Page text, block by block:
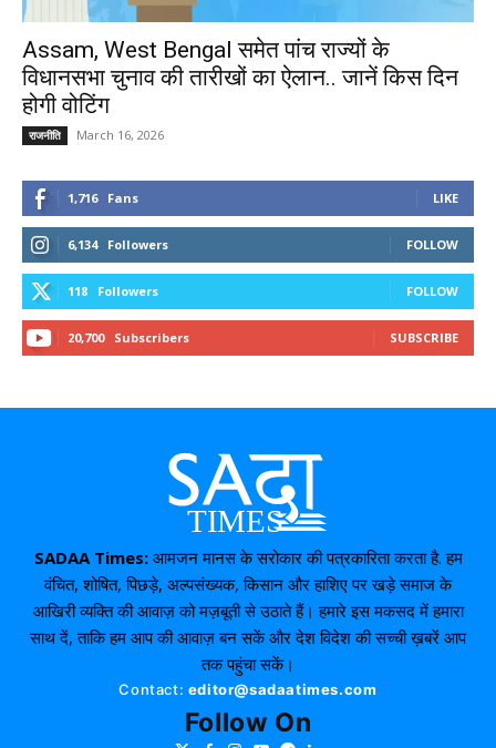
Assam, West Bengal समेत पांच राज्यों के
विधानसभा चुनाव की तारीखों का ऐलान.. जानें किस दिन
होगी वोटिंग
राजनीति March 16, 2026
1,716 Fans LIKE
6,134 Followers FOLLOW
118 Followers FOLLOW
20,700 Subscribers SUBSCRIBE
SADAA Times: आमजन मानस के सरोकार की पत्रकारिता करता है. हम
वंचित, शोषित, पिछड़े, अल्पसंख्यक, किसान और हाशिए पर खड़े समाज के
आखिरी व्यक्ति की आवाज़ को मज़बूती से उठाते हैं। हमारे इस मकसद में हमारा
साथ दें, ताकि हम आप की आवाज़ बन सकें और देश विदेश की सच्ची ख़बरें आप
तक पहुंचा सकें।
Contact: editor@sadaatimes.com
Follow On